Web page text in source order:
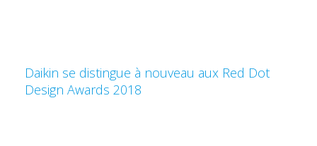
Daikin se distingue à nouveau aux Red Dot
Design Awards 2018